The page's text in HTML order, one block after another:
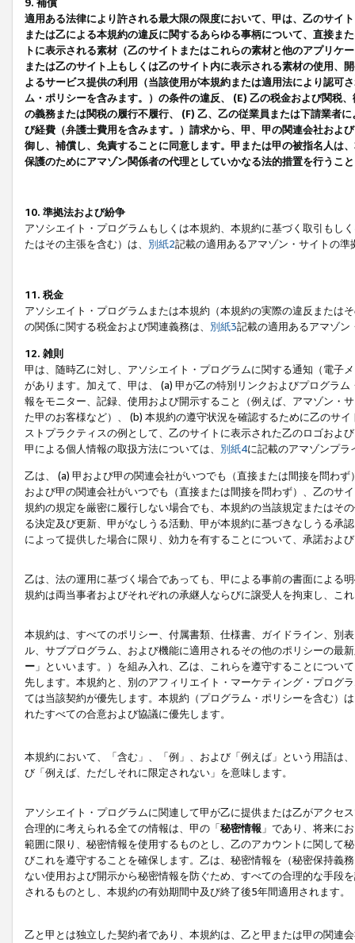
9. 補償
適用ある法律により許される最大限の限度において、甲は、乙のサイ
または乙による本規約の違反に関するあらゆる事柄について、直接ま
トに表示される素材（乙のサイトまたはこれらの素材と他のアプリ
または乙のサイト上もしくは乙のサイト内に表示される素材の使用、
よるサービス提供の利用（当該使用が本規約または適用法により認可
ム・ポリシーを含みます。）の条件の違反、 (E) 乙の税金および関税
の義務または関税の履行不履行、 (F) 乙、乙の従業員または下請業者
び経費（弁護士費用を含みます。）請求から、甲、甲の関連会社およ
御し、補償し、免責することに同意します。甲または甲の被指名人は
保護のためにアマゾン関係者の代理としていかなる法的措置を行うこ
10. 準拠法および紛争
アソシエイト・プログラムもしくは本規約、本規約に基づく取引もし
たはその主張を含む）は、 別紙2記載の適用あるアマゾン・サイトの
11. 税金
アソシエイト・プログラムまたは本規約（本規約の実際の違反または
の関係に関する税金および関連義務は、 別紙3記載の適用あるアマゾン
12. 雑則
甲は、随時乙に対し、アソシエイト・プログラムに関する通知（電子
があります。加えて、甲は、 (a) 甲が乙の特別リンクおよびプログラ
報をモニター、記録、使用および開示すること（例えば、アマゾン・
た甲のお客様など）、 (b) 本規約の遵守状況を確認するために乙のサ
ストプラクティスの例として、乙のサイトに表示された乙のロゴおよ
甲による個人情報の取扱方法については、 別紙4に記載のアマゾンプ
乙は、 (a) 甲および甲の関連会社がいつでも（直接または間接を問わ
および甲の関連会社がいつでも（直接または間接を問わず）、乙のサ
規約の規定を厳密に履行しない場合でも、本規約の当該規定またはそ
る決定及び更新、甲がなしうる活動、甲が本規約に基づきなしうる承
によって提供した場合に限り、効力を有することについて、承諾およ
乙は、法の運用に基づく場合であっても、甲による事前の書面による
規約は両当事者およびそれぞれの承継人ならびに譲受人を拘束し、こ
本規約は、すべてのポリシー、付属書類、仕様書、ガイドライン、別
ル、サブプログラム、および機能に適用されるその他のポリシーの最
ー 」といいます。）を組み入れ、乙は、これらを遵守することにつ
先します。本規約と、別のアフィリエイト・マーケティング・プログ
ては当該契約が優先します。本規約（プログラム・ポリシーを含む）
れたすべての合意および協議に優先します。
本規約において、「含む」、「例」、および「例えば」という用語は
び「例えば、ただしそれに限定されない」を意味します。
アソシエイト・プログラムに関連して甲が乙に提供または乙がアクセ
合理的に考えられる全ての情報は、甲の「秘密情報 」であり、将来に
範囲に限り、秘密情報を使用するものとし、乙のアカウントに関して
びこれを遵守することを確保します。乙は、秘密情報を（秘密保持義
ない使用および開示から秘密情報を防ぐため、すべての合理的な手段
されるものとし、本規約の有効期間中及び終了後5年間適用されます。
乙と甲とは独立した契約者であり、本規約は、乙と甲または甲の関連